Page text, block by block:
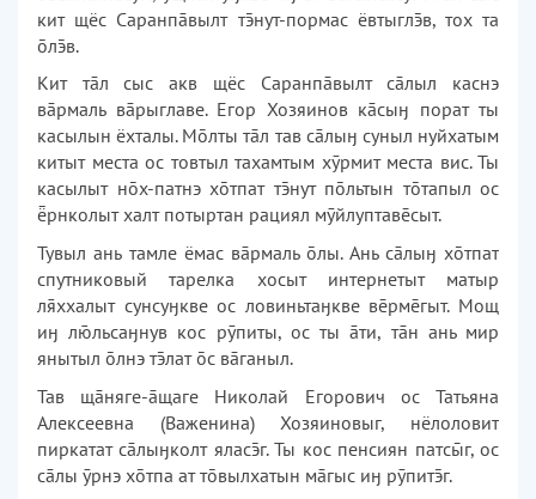
кит щёс Саранпāвылт тнут-пормас ёвтыглв, тох та
лв.
Кит тāл сыс акв щёс Саранпā­вылт сāлыл каснэ
вāрмаль вā­рыг­лаве. Егор Хозяинов кāсыӈ порат ты
касылын ёхталы. Млты тāл тав сāлыӈ суныл нуйхатым
китыт места ос товтыл тахамтым хӯрмит места вис. Ты
касылыт нх-патнэ хтпат тнут пльтын ттапыл ос
рнколыт халт потыртан рациял мӯйлуптавсыт.
Тувыл ань тамле ёмас вāрмаль лы. Ань сāлыӈ хтпат
спутнико­вый тарелка хосыт интернетыт матыр
лххалыт сунсуӈкве ос ловиньтаӈкве врмгыт. Мощ
иӈ лльсаӈнув кос рӯпиты, ос ты āти, тāн ань мир
янытыл лнэ тлат с вāганыл.
Тав щāняге-āщаге Николай Егорович ос Татьяна
Алексеевна (Важенина) Хозяиновыг, нёлоло­вит
пиркатат сāлыӈколт яласг. Ты кос пенсиян патсг, ос
сāлы ӯрнэ хтпа ат твылхатын мāгыс иӈ рӯпитг.